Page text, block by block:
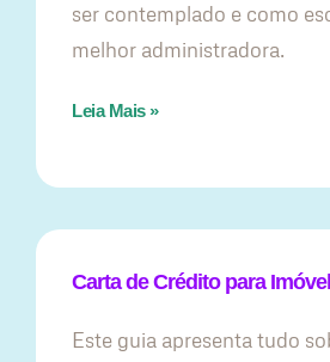
ser contemplado e como
melhor administradora.
Leia Mais »
Carta de Crédito para
Este guia apresenta tudo